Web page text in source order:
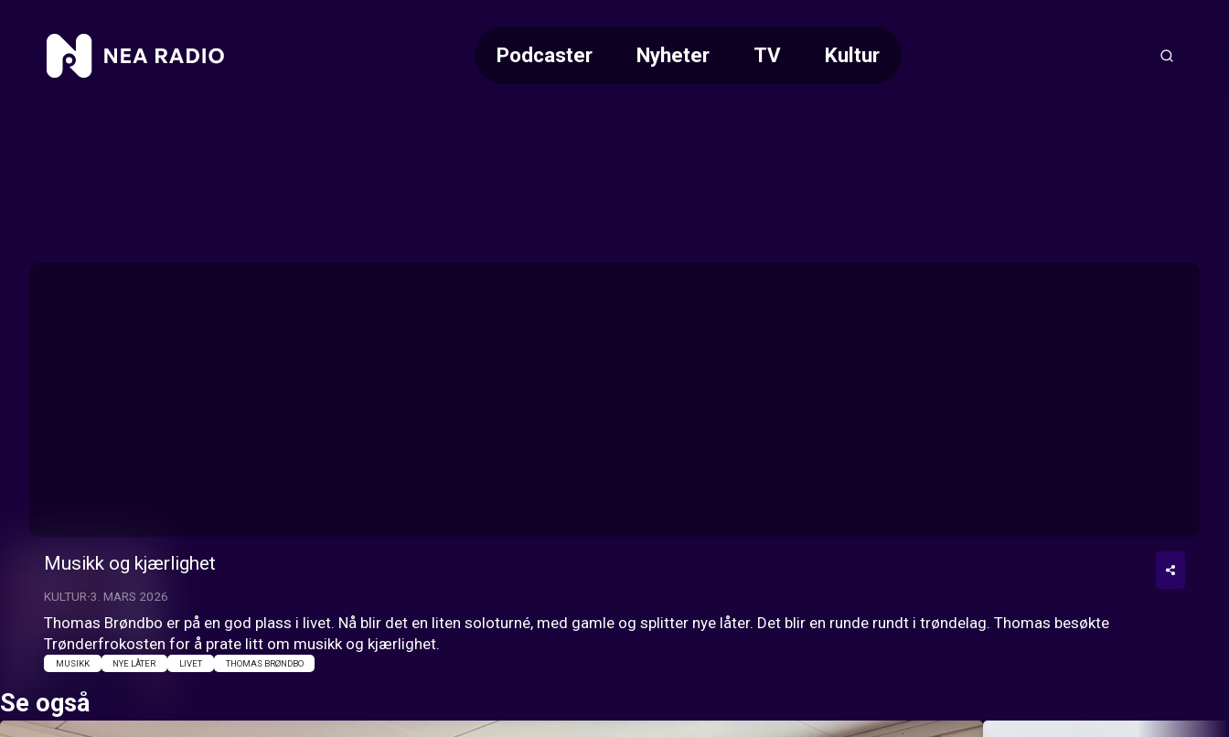
Podcaster Nyheter TV Kultur
Musikk og kjærlighet
KULTUR 3. MARS 2026
Thomas Brøndbo er på en god plass i livet. Nå blir det en liten soloturné, med gamle og splitter nye låter. Det blir en runde rundt i trøndelag. Thomas besøkte
Trønderfrokosten for å prate litt om musikk og kjærlighet.
MUSIKK NYE LÅTER LIVET THOMAS BRØNDBO
Se også